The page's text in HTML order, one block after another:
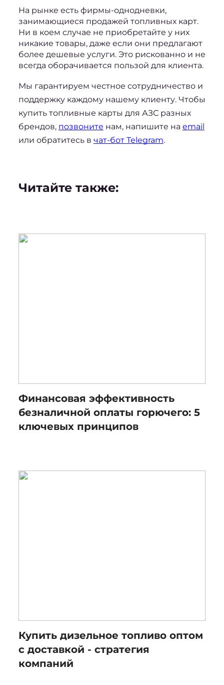
На рынке есть фирмы-однодневки,
занимающиеся продажей топливных карт.
Ни в коем случае не приобретайте у них
никакие товары, даже если они предлагают
более дешевые услуги. Это рискованно и не
всегда оборачивается пользой для клиента.
Мы гарантируем честное сотрудничество и
поддержку каждому нашему клиенту. Чтобы
купить топливные карты для АЗС разных
брендов, позвоните нам, напишите на email
или обратитесь в чат-бот Telegram.
Читайте также:
Финансовая эффективность
безналичной оплаты горючего: 5
ключевых принципов
Купить дизельное топливо оптом
с доставкой - стратегия
компаний